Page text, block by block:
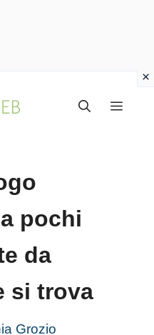
Menu
pochi
da
si trova
Grozio